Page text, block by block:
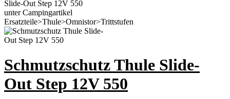
Schmutzschutz Thule Slide-
Out Step 12V 550